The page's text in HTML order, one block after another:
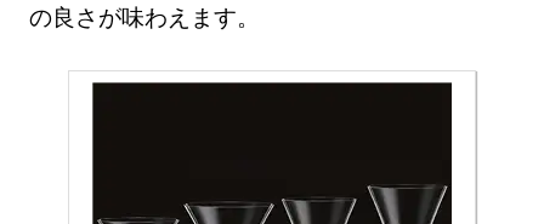
の良さが味わえます。